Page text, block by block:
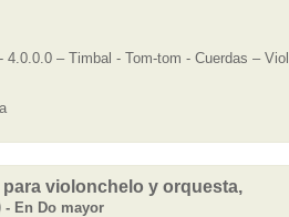
4.0.0.0 – Timbal - Tom-tom - Cuerdas –
violonchelo y orquesta,
- En Do mayor